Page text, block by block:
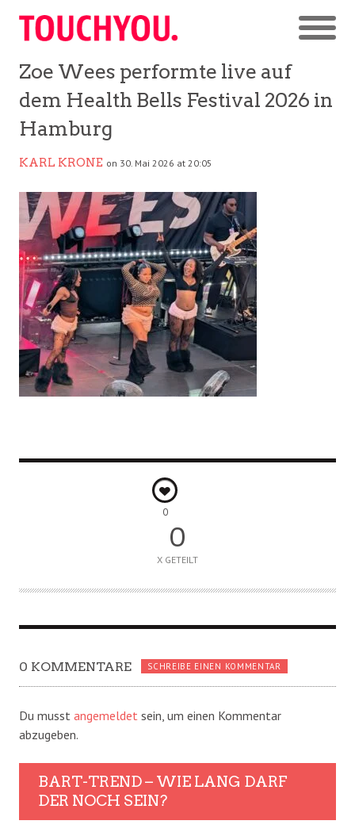
Zoe Wees performte live auf
dem Health Bells Festival 2026 in
Hamburg
KARL KRONE on 30. Mai 2026 at 20:05
0
0
X GETEILT
0 KOMMENTARE SCHREIBE EINEN KOMMENTAR
Du musst angemeldet sein, um einen Kommentar
abzugeben.
BART-TREND – WIE LANG DARF
DER NOCH SEIN?